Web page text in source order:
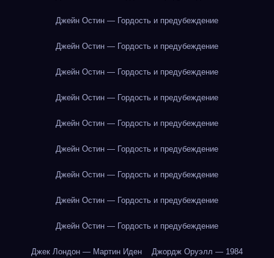
Джейн Остин — Гордость и предубеждение
Джейн Остин — Гордость и предубеждение
Джейн Остин — Гордость и предубеждение
Джейн Остин — Гордость и предубеждение
Джейн Остин — Гордость и предубеждение
Джейн Остин — Гордость и предубеждение
Джейн Остин — Гордость и предубеждение
Джейн Остин — Гордость и предубеждение
Джейн Остин — Гордость и предубеждение
Джек Лондон — Мартин Иден Джордж Оруэлл — 1984